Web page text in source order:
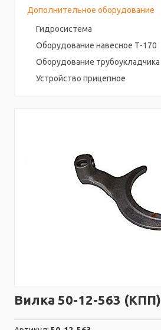
Дополнительное оборудование
Гидросистема
Оборудование навесное Т-170
Оборудование трубоукладчика
Устройство прицепное
Вилка 50-12-563 (КПП)